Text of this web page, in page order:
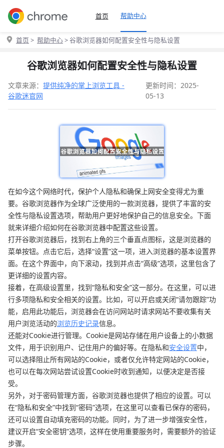
首页 帮助中心
首页 > 帮助中心> 谷歌浏览器如何配置安全性与隐私设置
谷歌浏览器如何配置安全性与隐私设置
文章来源： 提供纯净的掌上浏览工具 -
谷歌迷官网
更新时间：2025-
05-13
在如今这个网络时代，保护个人隐私和确保上网安全变得尤为重
要。谷歌浏览器作为全球广泛使用的一款浏览器，提供了丰富的安
全性与隐私设置选项，帮助用户更好地保护自己的信息安全。下面
就来详细介绍如何在谷歌浏览器中配置这些设置。
打开谷歌浏览器后，找到右上角的三个垂直点图标，这是浏览器的
菜单按钮。点击它后，选择“设置”这一项，进入浏览器的基本设置界
面。在这个界面中，向下滚动，找到并点击“高级”选项，这里包含了
更详细的设置内容。
接着，在高级设置里，找到“隐私和安全”这一部分。在这里，可以进
行多项隐私和安全相关的设置。比如，可以开启或关闭“请勿跟踪”功
能，启用此功能后，浏览器会在访问网站时请求网站不要收集有关
用户浏览活动的浏览历史记录信息。
还能对Cookie进行管理。Cookie是网站存储在用户设备上的小数据
文件，用于识别用户、记住用户的偏好等。在隐私和安全设置中，
可以选择阻止所有网站的Cookie，或者仅允许特定网站的Cookie，
也可以在每次网站尝试设置Cookie时收到通知，以便决定是否接
受。
另外，对于密码管理方面，谷歌浏览器也提供了相应的设置。可以
在“隐私和安全”中找到“密码”选项，在这里可以查看已保存的密码，
还可以设置自动填充密码的功能。同时，为了进一步增强安全性，
建议开启“安全密钥”选项，这样在使用重要服务时，需要额外的验证
步骤。